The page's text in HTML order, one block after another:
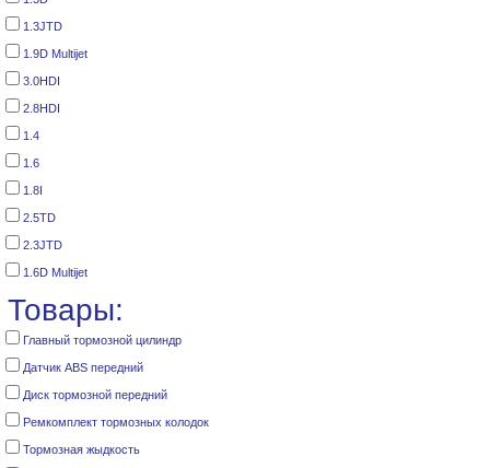
1.3JTD
1.9D Multijet
3.0HDI
2.8HDI
1.4
1.6
1.8I
2.5TD
2.3JTD
1.6D Multijet
Товары:
Главный тормозной цилиндр
Датчик ABS передний
Диск тормозной передний
Ремкомплект тормозных колодок
Тормозная жыдкость